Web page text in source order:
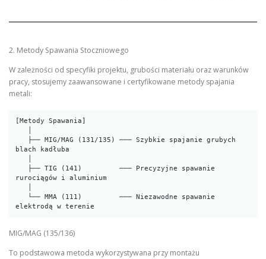
2. Metody Spawania Stoczniowego
W zależności od specyfiki projektu, grubości materiału oraz warunków
pracy, stosujemy zaawansowane i certyfikowane metody spajania
metali:
[Metody Spawania]
blach kadłuba
rurociągów i aluminium
MIG/MAG (135/136)
To podstawowa metoda wykorzystywana przy montażu